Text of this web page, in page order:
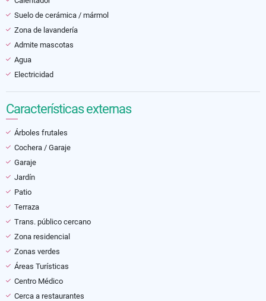
Suelo de cerámica / mármol
Zona de lavandería
Admite mascotas
Agua
Electricidad
Características externas
Árboles frutales
Cochera / Garaje
Garaje
Jardín
Patio
Terraza
Trans. público cercano
Zona residencial
Zonas verdes
Áreas Turísticas
Centro Médico
Cerca a restaurantes